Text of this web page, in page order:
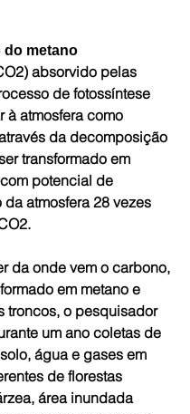
do metano
absorvido pelas
de fotossíntese
à atmosfera como
da decomposição
transformado em
potencial de
atmosfera 28 vezes
da onde vem o carbono,
em metano e
troncos, o pesquisador
um ano coletas de
água e gases em
de florestas
área inundada